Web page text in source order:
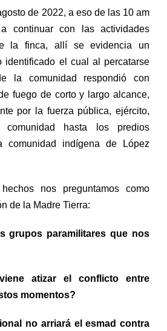
gosto de 2022, a eso de las 10 am
continuar con las actividades
la finca, allí se evidencia un
identificado el cual al percatarse
la comunidad respondió con
fuego de corto y largo alcance,
por la fuerza pública, ejército,
hasta lospredios
comunidad indígena de López
nos preguntamos como
de la Madre Tierra:
grupos paramilitares que nos
atizar el conflicto entre
momentos?
no arriará el esmad contra